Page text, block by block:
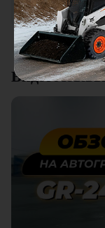
клиентам.
Видеоотзывы